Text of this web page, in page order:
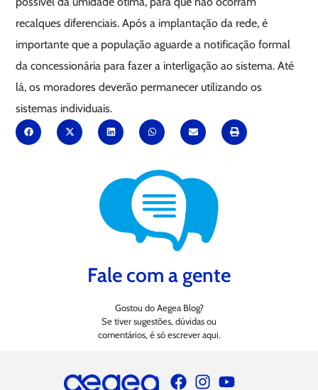
recalques diferenciais. Após a implantação da rede, é
importante que a população aguarde a notificação formal
da concessionária para fazer a interligação ao sistema. Até
lá, os moradores deverão permanecer utilizando os
sistemas individuais.
Fale com a gente
Gostou do Aegea Blog?
Se tiver sugestões, dúvidas ou
comentários, é só escrever aqui.